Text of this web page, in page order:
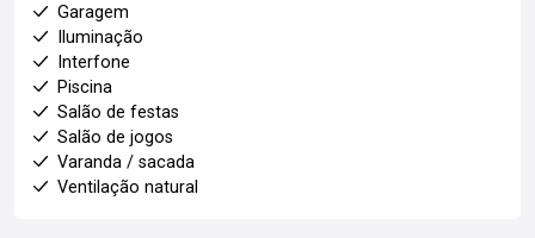
Garagem
Iluminação
Interfone
Piscina
Salão de festas
Salão de jogos
Varanda / sacada
Ventilação natural